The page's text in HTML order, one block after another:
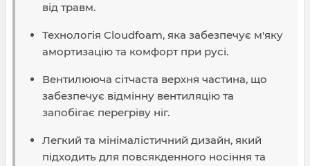
від травм.
Технологія Cloudfoam, яка забезпечує м'яку
амортизацію та комфорт при русі.
Вентилююча сітчаста верхня частина, що
забезпечує відмінну вентиляцію та
запобігає перегріву ніг.
Легкий та мінімалістичний дизайн, який
підходить для повсякденного носіння та